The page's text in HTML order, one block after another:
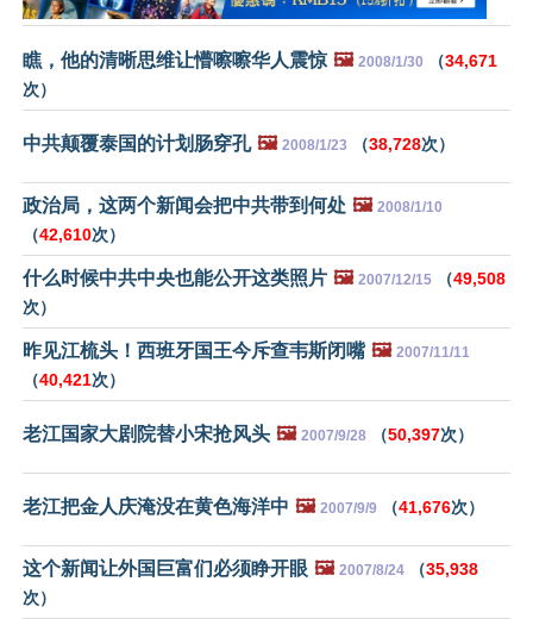
瞧，他的清晰思维让懵嚓嚓华人震惊 🖼️ 2008/1/30 （34,671
次）
中共颠覆泰国的计划肠穿孔 🖼️ 2008/1/23 （38,728次）
政治局，这两个新闻会把中共带到何处 🖼️ 2008/1/10
（42,610次）
什么时候中共中央也能公开这类照片 🖼️ 2007/12/15 （49,508
次）
昨见江梳头！西班牙国王今斥查韦斯闭嘴 🖼️ 2007/11/11
（40,421次）
老江国家大剧院替小宋抢风头 🖼️ 2007/9/28 （50,397次）
老江把金人庆淹没在黄色海洋中 🖼️ 2007/9/9 （41,676次）
这个新闻让外国巨富们必须睁开眼 🖼️ 2007/8/24 （35,938
次）